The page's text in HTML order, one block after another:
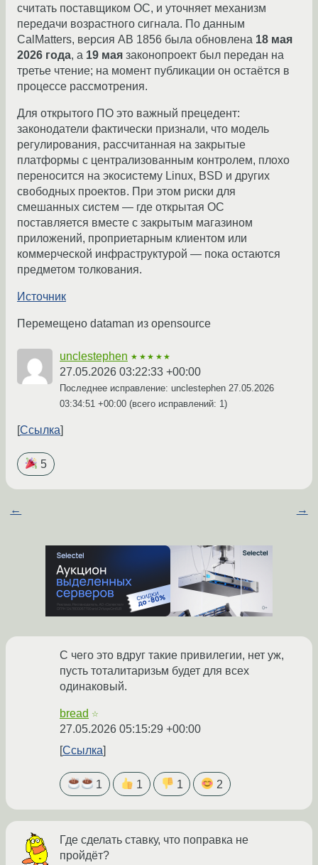
считать поставщиком ОС, и уточняет механизм
передачи возрастного сигнала. По данным
CalMatters, версия AB 1856 была обновлена 18 мая
2026 года, а 19 мая законопроект был передан на
третье чтение; на момент публикации он остаётся в
процессе рассмотрения.
Для открытого ПО это важный прецедент:
законодатели фактически признали, что модель
регулирования, рассчитанная на закрытые
платформы с централизованным контролем, плохо
переносится на экосистему Linux, BSD и других
свободных проектов. При этом риски для
смешанных систем — где открытая ОС
поставляется вместе с закрытым магазином
приложений, проприетарным клиентом или
коммерческой инфраструктурой — пока остаются
предметом толкования.
Источник
Перемещено dataman из opensource
unclestephen ★★★★★
27.05.2026 03:22:33 +00:00
Последнее исправление: unclestephen 27.05.2026
03:34:51 +00:00 (всего исправлений: 1)
Ссылка
5
← →
С чего это вдруг такие привилегии, нет уж,
пусть тоталитаризьм будет для всех
одинаковый.
bread ☆
27.05.2026 05:15:29 +00:00
Ссылка
1 1 1 2
Где сделать ставку, что поправка не
пройдёт?